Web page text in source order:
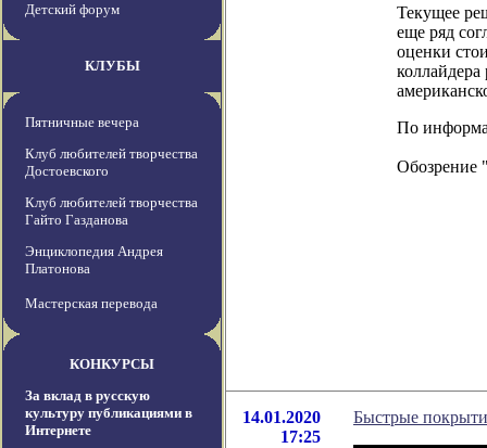
Детский форум
КЛУБЫ
Пятничные вечера
Клуб любителей творчества
Достоевского
Клуб любителей творчества
Гайто Газданова
Энциклопедия Андрея
Платонова
Мастерская перевода
КОНКУРСЫ
За вклад в русскую
культуру публикациями в
Интернете
Текущее
еще ряд
оценки
По
Обозрение
14.01.2020
17:25
Быстрые